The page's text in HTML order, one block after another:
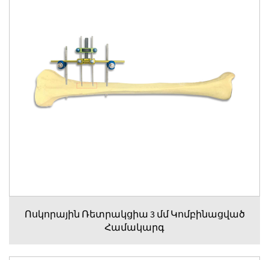
Ոսկորային Ռետրակցիա 3 մմ Կոմբինացված
Համակարգ